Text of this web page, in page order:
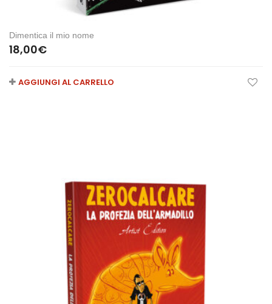
Dimentica il mio nome
18,00€
AGGIUNGI AL CARRELLO